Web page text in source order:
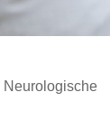
Neurologische